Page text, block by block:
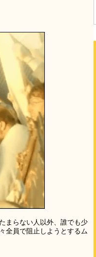
まらない人以外、誰でも少
全員で阻止しようとするム